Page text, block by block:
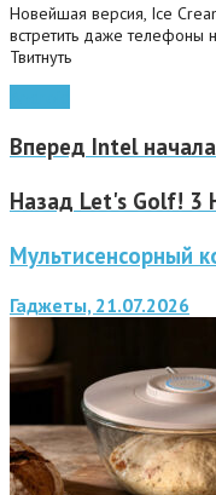
Новейшая версия, Ice
встретить даже телефоны
Твитнуть
Вперед Intel
Назад Let's Golf! 3
Мультисенсорный
Гаджеты, 21.07.2026